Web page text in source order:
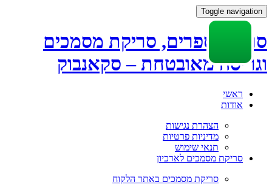
Toggle navigation
סריקת ספרים, סריקת מסמכים
וגריסה מאובטחת – סקאנבוק
Skip
ראשי
אודות
הצהרת נגישות
מדיניות פרטיות
תנאי שימוש
סריקת מסמכים לארכיון
סריקת מסמכים באתר הלקוח